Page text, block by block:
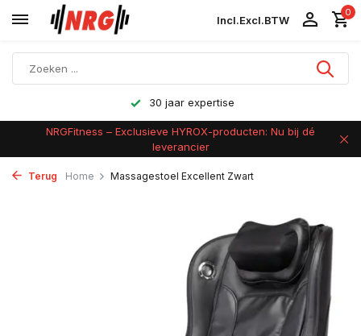
Incl.Excl.BTW
0
30 jaar expertise
NRGFitness – Exclusieve HYROX-producten: Nu bij dé
leverancier
Terug Home Massagestoel Excellent Zwart